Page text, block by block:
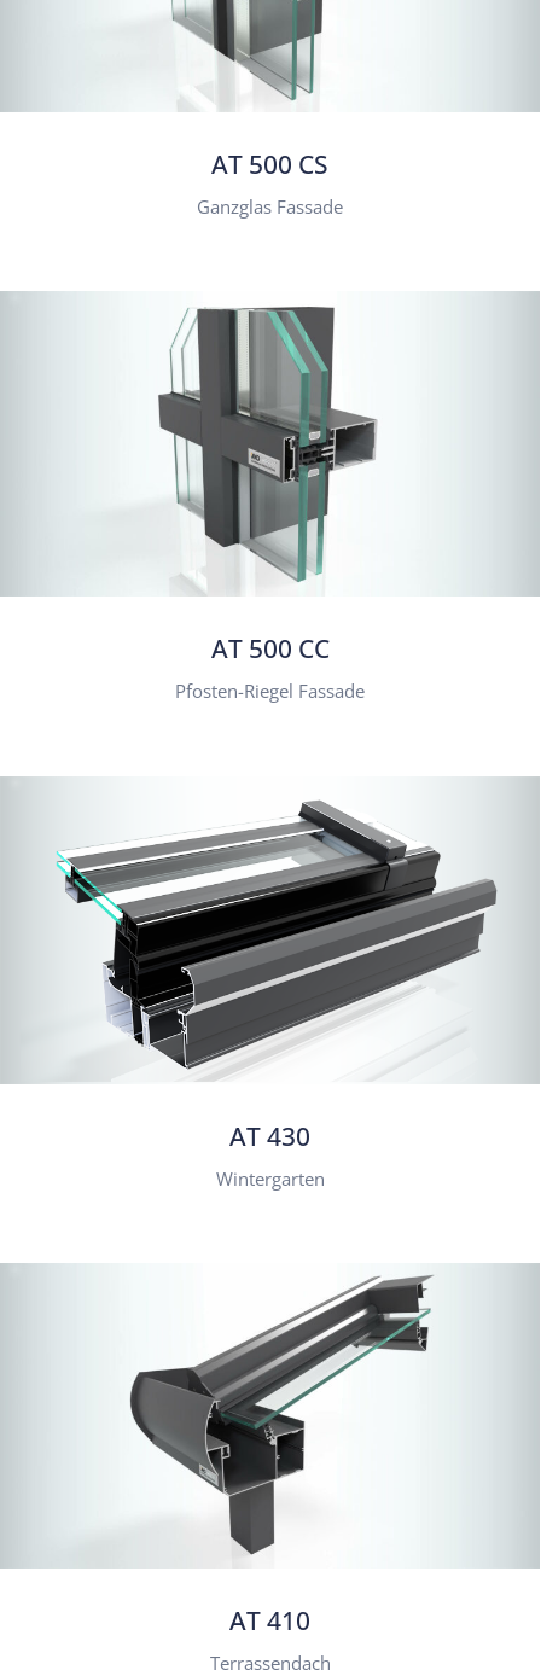
AT 500 CS
Ganzglas Fassade
AT 500 CC
Pfosten-Riegel Fassade
AT 430
Wintergarten
AT 410
Terrassendach